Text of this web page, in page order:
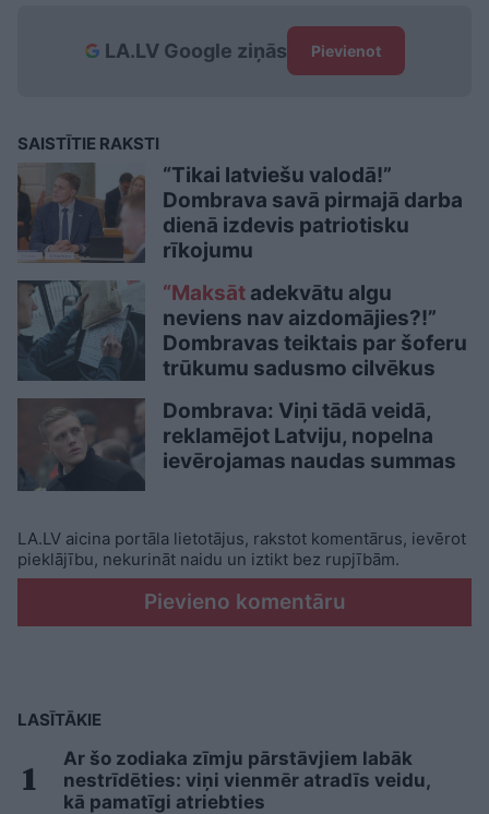
LA.LV Google ziņās Pievienot
SAISTĪTIE RAKSTI
“Tikai latviešu valodā!”
Dombrava savā pirmajā darba
dienā izdevis patriotisku
rīkojumu
“Maksāt adekvātu algu
neviens nav aizdomājies?!”
Dombravas teiktais par šoferu
trūkumu sadusmo cilvēkus
Dombrava: Viņi tādā veidā,
reklamējot Latviju, nopelna
ievērojamas naudas summas
LA.LV aicina portāla lietotājus, rakstot komentārus, ievērot
pieklājību, nekurināt naidu un iztikt bez rupjībām.
Pievieno komentāru
LASĪTĀKIE
Ar šo zodiaka zīmju pārstāvjiem labāk
nestrīdēties: viņi vienmēr atradīs veidu,
kā pamatīgi atriebties